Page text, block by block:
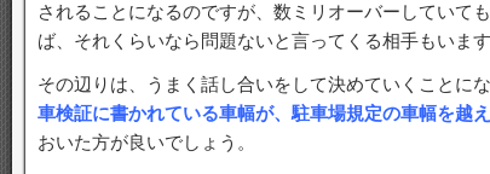
されることになるのですが、数ミリオーバーしていて
ば、それくらいなら問題ないと言ってくる相手もいます
その辺りは、うまく話し合いをして決めていくことに
車検証に書かれている車幅が、駐車場規定の車幅を越
おいた方が良いでしょう。